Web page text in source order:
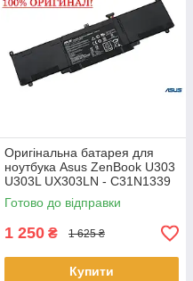
Оригінальна батарея для
ноутбука Asus ZenBook U303
U303L UX303LN - C31N1339
(+11.31 V 50Wh) АКБ
Готово до відправки
1 250 ₴ 1 625 ₴
Купити